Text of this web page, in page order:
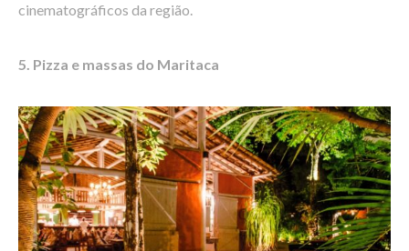
cinematográficos da região.
5. Pizza e massas do Maritaca